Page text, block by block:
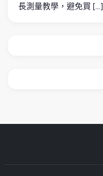
長測量教學，避免買 […]